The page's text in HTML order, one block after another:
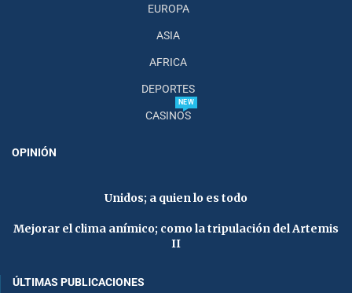
EUROPA
ASIA
AFRICA
DEPORTES
CASINOS
NEW
OPINIÓN
Unidos; a quien lo es todo
Mejorar el clima anímico; como la tripulación del Artemis
II
ÚLTIMAS PUBLICACIONES